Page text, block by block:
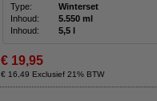
Type:
Winterset
Inhoud:
5.550 ml
Inhoud:
5,5 l
€ 19,95
€ 16,49 Exclusief 21% BTW